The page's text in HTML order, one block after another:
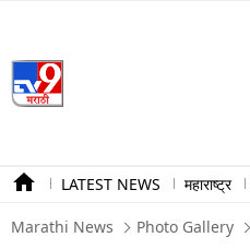
LATEST NEWS महाराष्ट्र
Marathi News Photo Gallery